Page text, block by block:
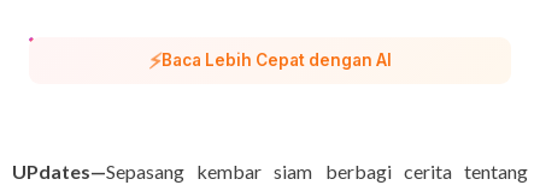
⚡Baca Lebih Cepat dengan AI
UPdates—Sepasang kembar siam berbagi cerita tentang